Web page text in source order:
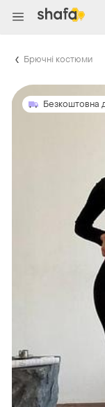
Брючні костюми
Безкоштовна